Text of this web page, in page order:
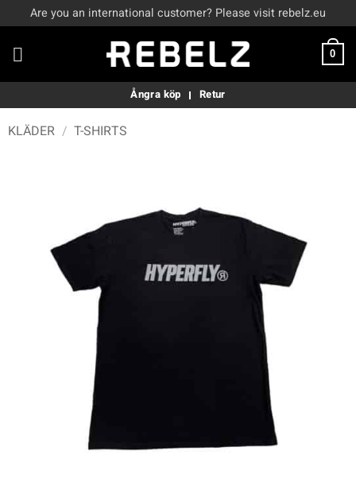
to
content
Are you an international customer? Please visit rebelz.eu
0
Ångra köp Retur
KLÄDER / T-SHIRTS